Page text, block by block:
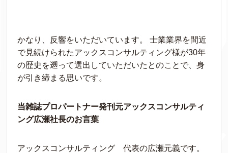
かなり、反響をいただいています。 士業業界を間近
で見続けられたアックスコンサルティング様が30年
の歴史を遡って選出していただいたとのことで、身
が引き締まる思いです。
当雑誌プロパートナー発刊元アックスコンサルティ
ング広瀬社長のお言葉
アックスコンサルティング 代表の広瀬元義です。